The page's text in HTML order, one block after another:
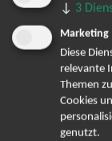
Bereits
TOP-Events
André Rieu Tickets
↓ 3
Marketing
Diese
relevante
Themen
Cookies
genutzt.